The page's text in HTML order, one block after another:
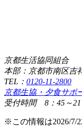
京都生活協同組合
本部：京都市南区吉
TEL： 0120-11-2800
京都生協・夕食サポ
受付時間 8：45～21
※この情報は2026/7/